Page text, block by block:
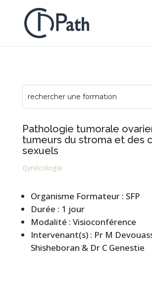
Pathologie tumorale
tumeurs du stroma et des
sexuels
Gynécologie
Organisme Formateur : SFP
Durée : 1 jour
Modalité : Visioconférence
Intervenant(s) : Pr M
Shisheboran & Dr C Genestie